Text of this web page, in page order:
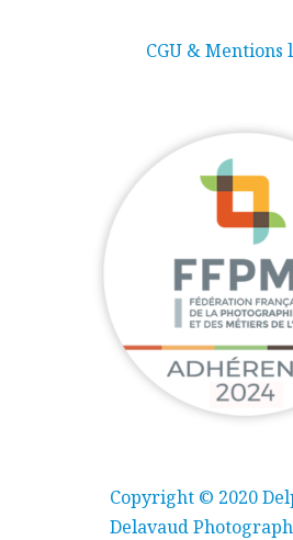
CGU & Mentions
Copyright © 2020
Delavaud